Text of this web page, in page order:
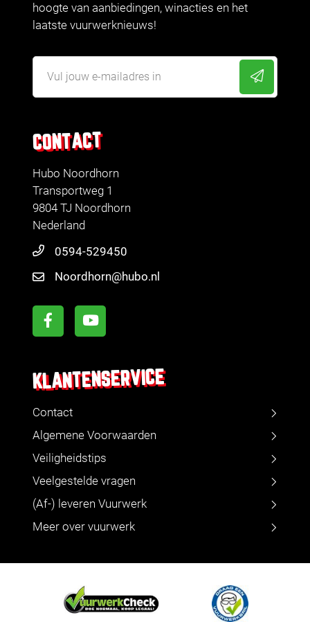
CONTACT
Hubo Noordhorn
Transportweg 1
9804 TJ Noordhorn
Nederland
0594-529450
Noordhorn@hubo.nl
KLANTENSERVICE
Contact
Algemene Voorwaarden
Veiligheidstips
Veelgestelde vragen
(Af-) leveren Vuurwerk
Meer over vuurwerk
hoogte van aanbiedingen, winacties en het
laatste vuurwerknieuws!